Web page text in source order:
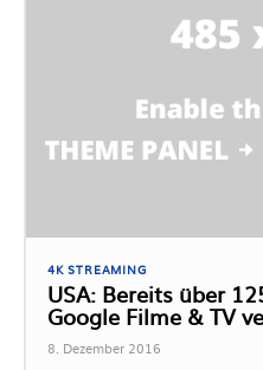
4K STREAMING
USA: Bereits über
Google Filme & TV
8. Dezember 2016